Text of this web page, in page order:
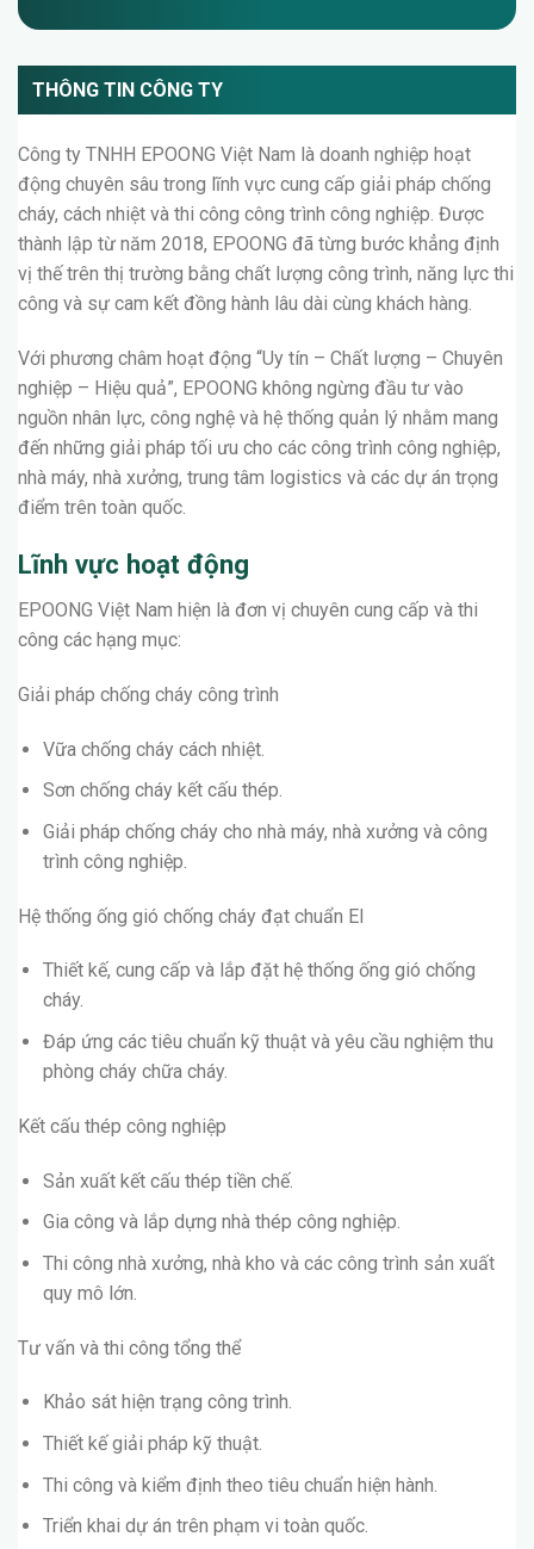
THÔNG TIN CÔNG TY
Công ty TNHH EPOONG Việt Nam là doanh nghiệp hoạt
động chuyên sâu trong lĩnh vực cung cấp giải pháp chống
cháy, cách nhiệt và thi công công trình công nghiệp. Được
thành lập từ năm 2018, EPOONG đã từng bước khẳng định
vị thế trên thị trường bằng chất lượng công trình, năng lực thi
công và sự cam kết đồng hành lâu dài cùng khách hàng.
Với phương châm hoạt động “Uy tín – Chất lượng – Chuyên
nghiệp – Hiệu quả”, EPOONG không ngừng đầu tư vào
nguồn nhân lực, công nghệ và hệ thống quản lý nhằm mang
đến những giải pháp tối ưu cho các công trình công nghiệp,
nhà máy, nhà xưởng, trung tâm logistics và các dự án trọng
điểm trên toàn quốc.
Lĩnh vực hoạt động
EPOONG Việt Nam hiện là đơn vị chuyên cung cấp và thi
công các hạng mục:
Giải pháp chống cháy công trình
Vữa chống cháy cách nhiệt.
Sơn chống cháy kết cấu thép.
Giải pháp chống cháy cho nhà máy, nhà xưởng và công
trình công nghiệp.
Hệ thống ống gió chống cháy đạt chuẩn EI
Thiết kế, cung cấp và lắp đặt hệ thống ống gió chống
cháy.
Đáp ứng các tiêu chuẩn kỹ thuật và yêu cầu nghiệm thu
phòng cháy chữa cháy.
Kết cấu thép công nghiệp
Sản xuất kết cấu thép tiền chế.
Gia công và lắp dựng nhà thép công nghiệp.
Thi công nhà xưởng, nhà kho và các công trình sản xuất
quy mô lớn.
Tư vấn và thi công tổng thể
Khảo sát hiện trạng công trình.
Thiết kế giải pháp kỹ thuật.
Thi công và kiểm định theo tiêu chuẩn hiện hành.
Triển khai dự án trên phạm vi toàn quốc.